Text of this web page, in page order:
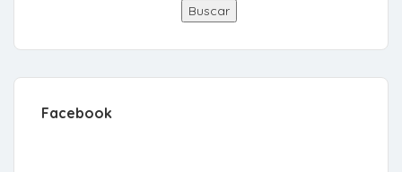
Buscar
Facebook